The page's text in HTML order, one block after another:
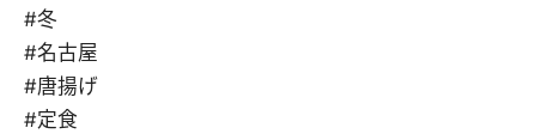
#冬
#名古屋
#唐揚げ
#定食